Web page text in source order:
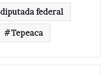
diputada federal
Tepeaca